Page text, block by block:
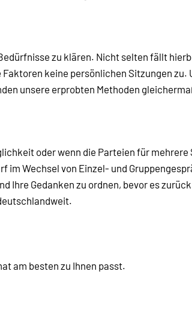
zu klären. Nicht selten fällt
keine persönlichen Sitzungen
unsere erprobten Methoden
oder wenn die Parteien für
im Wechsel von Einzel- und
Ihre Gedanken zu ordnen, bevor es
am besten zu Ihnen passt.